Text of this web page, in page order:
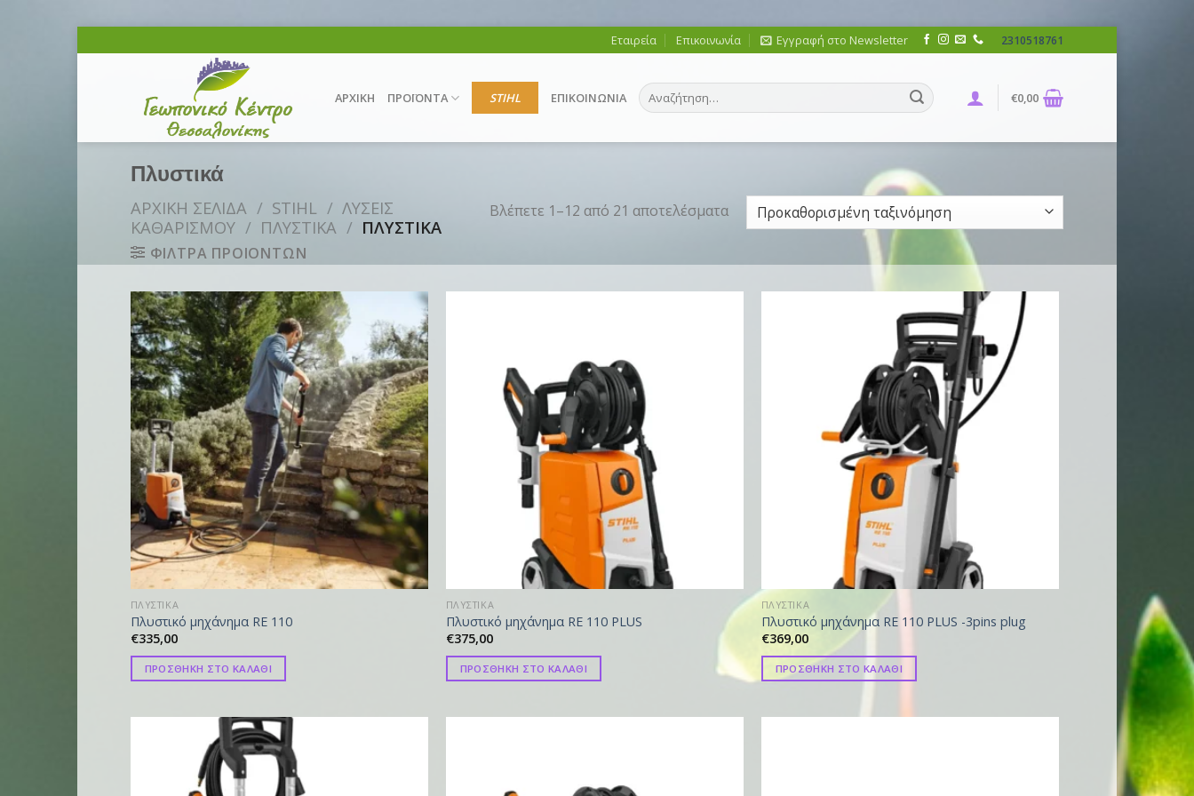
to
Εταιρεία Επικοινωνία Εγγραφή στο Newsletter 2310518761
ΑΡΧΙΚΗ ΠΡΟΪΟΝΤΑ STIHL ΕΠΙΚΟΙΝΩΝΙΑ
Αναζήτηση
για:
€0,00
Πλυστικά
ΑΡΧΙΚΗ ΣΕΛΙΔΑ / STIHL / ΛΥΣΕΙΣ
ΚΑΘΑΡΙΣΜΟΥ / ΠΛΥΣΤΙΚΑ / ΠΛΥΣΤΙΚΑ
ΦΙΛΤΡΑ ΠΡΟΙΟΝΤΩΝ
Βλέπετε 1–12 από 21 αποτελέσματα
ΠΛΥΣΤΙΚΑ
Πλυστικό μηχάνημα RE 110
€335,00
ΠΡΟΣΘΗΚΗ ΣΤΟ ΚΑΛΑΘΙ
ΠΛΥΣΤΙΚΑ
Πλυστικό μηχάνημα RE 110 PLUS
€375,00
ΠΡΟΣΘΗΚΗ ΣΤΟ ΚΑΛΑΘΙ
ΠΛΥΣΤΙΚΑ
Πλυστικό μηχάνημα RE 110 PLUS -3pins plug
€369,00
ΠΡΟΣΘΗΚΗ ΣΤΟ ΚΑΛΑΘΙ